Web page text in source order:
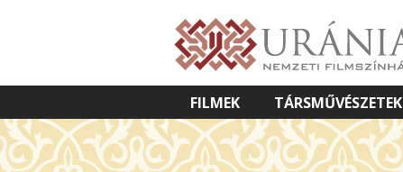
FILMEK TÁRSMŰVÉSZETEK
VETÍTETT KÉPES ELŐADÁSOK